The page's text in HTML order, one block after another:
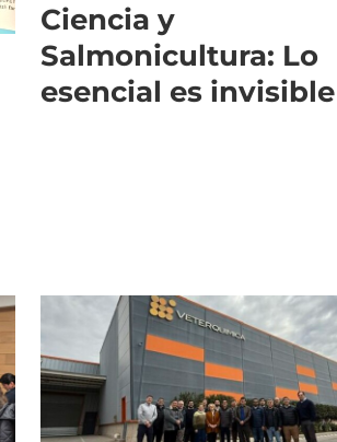
Ciencia y
Salmonicultura: Lo
esencial es